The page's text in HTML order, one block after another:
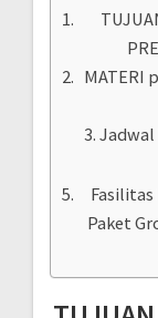
MATERI
Jadwal
Paket